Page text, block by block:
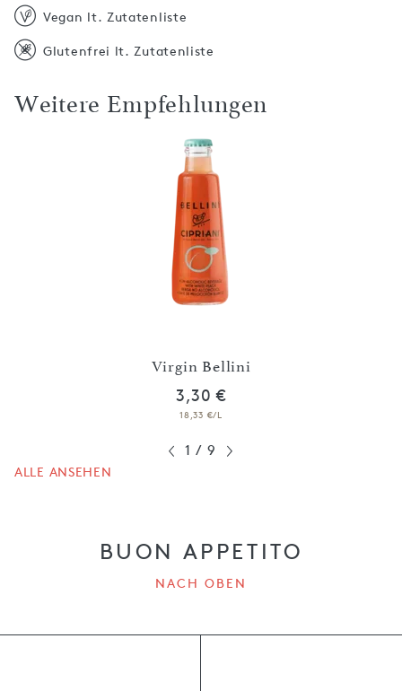
Vegan lt. Zutatenliste
Glutenfrei lt. Zutatenliste
Weitere Empfehlungen
Virgin Bellini
3,30 €
18,33 €/L
1 / 9
ALLE ANSEHEN
BUON APPETITO
NACH OBEN